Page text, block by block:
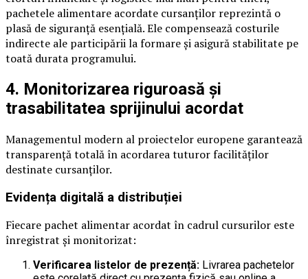
pachetele alimentare acordate cursanților reprezintă o
plasă de siguranță esențială. Ele compensează costurile
indirecte ale participării la formare și asigură stabilitate pe
toată durata programului.
4. Monitorizarea riguroasă și
trasabilitatea sprijinului acordat
Managementul modern al proiectelor europene garantează
transparență totală în acordarea tuturor facilităților
destinate cursanților.
Evidența digitală a distribuției
Fiecare pachet alimentar acordat în cadrul cursurilor este
înregistrat și monitorizat:
Verificarea listelor de prezență: Livrarea pachetelor